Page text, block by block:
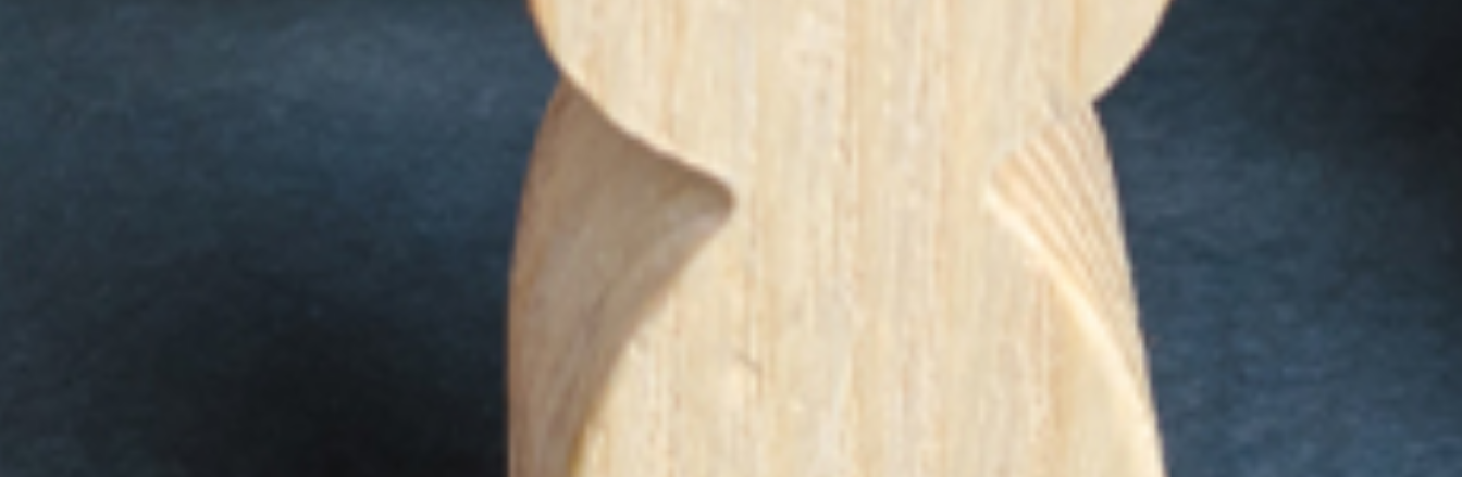
Dijital Pazarlama ve Sosyal Medya Konuşmacıları
Seyahat Konuşmacıları
Satış Konuşmacıları
İkna & Müzakere Sanatı Konuşmacıları
Ebeveynlik Konuşmacıları
Wellness Konuşmacıları
Spor Konuşmacıları
Cinsiyet Eşitliği, Çeşitlilik ve Kapsayıcılık
Konuşmacıları
İş Hayatı 101 Konuşmacıları